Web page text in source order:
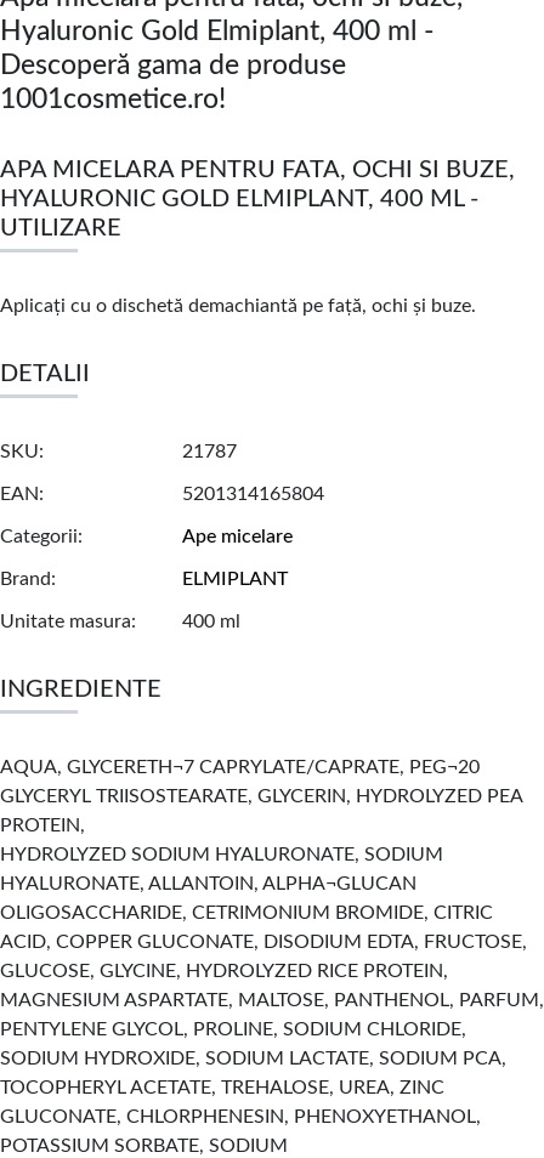
Hyaluronic Gold Elmiplant, 400 ml -
Descoperă gama de produse
1001cosmetice.ro!
APA MICELARA PENTRU FATA, OCHI SI BUZE,
HYALURONIC GOLD ELMIPLANT, 400 ML -
UTILIZARE
Aplicați cu o dischetă demachiantă pe față, ochi și buze.
DETALII
SKU 21787
EAN 5201314165804
Categorii Ape micelare
Brand ELMIPLANT
Unitate masura 400 ml
INGREDIENTE
AQUA, GLYCERETH¬7 CAPRYLATE/CAPRATE, PEG¬20
GLYCERYL TRIISOSTEARATE, GLYCERIN, HYDROLYZED PEA
PROTEIN,
HYDROLYZED SODIUM HYALURONATE, SODIUM
HYALURONATE, ALLANTOIN, ALPHA¬GLUCAN
OLIGOSACCHARIDE, CETRIMONIUM BROMIDE, CITRIC
ACID, COPPER GLUCONATE, DISODIUM EDTA, FRUCTOSE,
GLUCOSE, GLYCINE, HYDROLYZED RICE PROTEIN,
MAGNESIUM ASPARTATE, MALTOSE, PANTHENOL, PARFUM,
PENTYLENE GLYCOL, PROLINE, SODIUM CHLORIDE,
SODIUM HYDROXIDE, SODIUM LACTATE, SODIUM PCA,
TOCOPHERYL ACETATE, TREHALOSE, UREA, ZINC
GLUCONATE, CHLORPHENESIN, PHENOXYETHANOL,
POTASSIUM SORBATE, SODIUM